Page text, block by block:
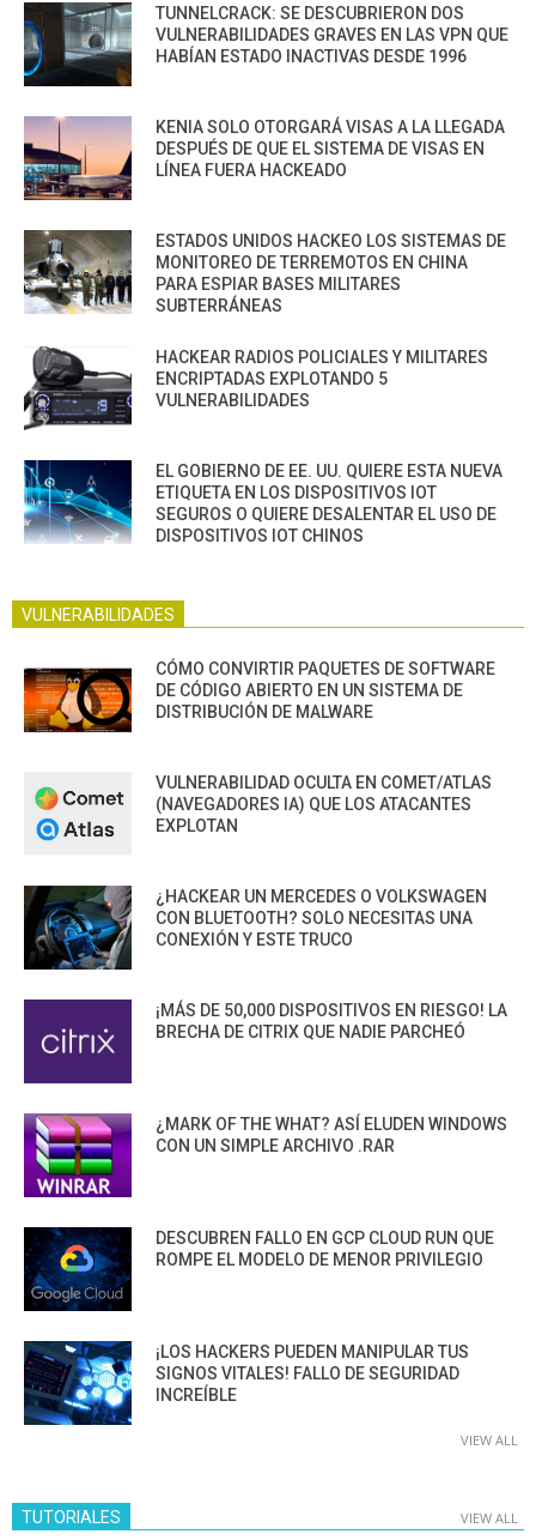
TUNNELCRACK: SE DESCUBRIERON DOS
VULNERABILIDADES GRAVES EN LAS VPN QUE
HABÍAN ESTADO INACTIVAS DESDE 1996
KENIA SOLO OTORGARÁ VISAS A LA LLEGADA
DESPUÉS DE QUE EL SISTEMA DE VISAS EN
LÍNEA FUERA HACKEADO
ESTADOS UNIDOS HACKEO LOS SISTEMAS DE
MONITOREO DE TERREMOTOS EN CHINA
PARA ESPIAR BASES MILITARES
SUBTERRÁNEAS
HACKEAR RADIOS POLICIALES Y MILITARES
ENCRIPTADAS EXPLOTANDO 5
VULNERABILIDADES
EL GOBIERNO DE EE. UU. QUIERE ESTA NUEVA
ETIQUETA EN LOS DISPOSITIVOS IOT
SEGUROS O QUIERE DESALENTAR EL USO DE
DISPOSITIVOS IOT CHINOS
VULNERABILIDADES
CÓMO CONVIRTIR PAQUETES DE SOFTWARE
DE CÓDIGO ABIERTO EN UN SISTEMA DE
DISTRIBUCIÓN DE MALWARE
VULNERABILIDAD OCULTA EN COMET/ATLAS
(NAVEGADORES IA) QUE LOS ATACANTES
EXPLOTAN
¿HACKEAR UN MERCEDES O VOLKSWAGEN
CON BLUETOOTH? SOLO NECESITAS UNA
CONEXIÓN Y ESTE TRUCO
¡MÁS DE 50,000 DISPOSITIVOS EN RIESGO! LA
BRECHA DE CITRIX QUE NADIE PARCHEÓ
¿MARK OF THE WHAT? ASÍ ELUDEN WINDOWS
CON UN SIMPLE ARCHIVO .RAR
DESCUBREN FALLO EN GCP CLOUD RUN QUE
ROMPE EL MODELO DE MENOR PRIVILEGIO
¡LOS HACKERS PUEDEN MANIPULAR TUS
SIGNOS VITALES! FALLO DE SEGURIDAD
INCREÍBLE
VIEW ALL
TUTORIALES VIEW ALL